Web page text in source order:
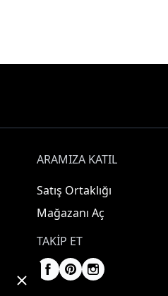
ARAMIZA KATIL
Satış Ortaklığı
Mağazanı Aç
TAKIP ET